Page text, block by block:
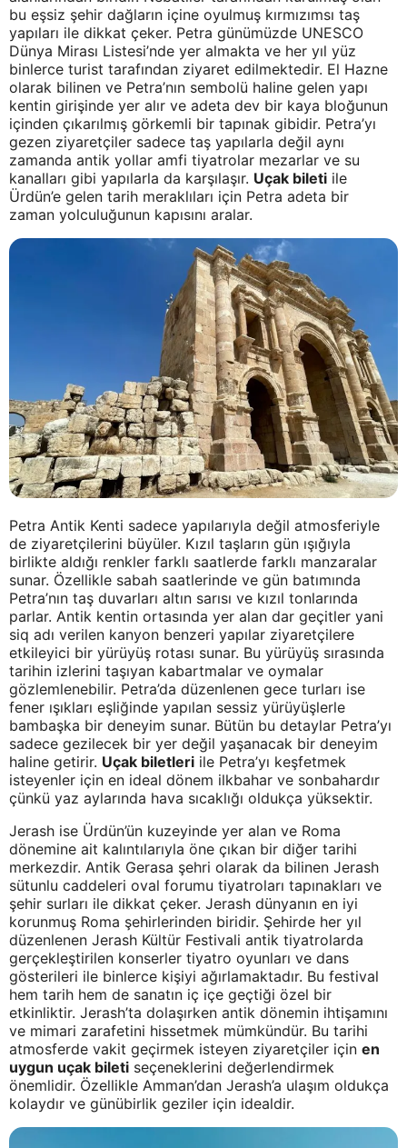
bu eşsiz şehir dağların içine oyulmuş kırmızımsı taş
yapıları ile dikkat çeker. Petra günümüzde UNESCO
Dünya Mirası Listesi’nde yer almakta ve her yıl yüz
binlerce turist tarafından ziyaret edilmektedir. El Hazne
olarak bilinen ve Petra’nın sembolü haline gelen yapı
kentin girişinde yer alır ve adeta dev bir kaya bloğunun
içinden çıkarılmış görkemli bir tapınak gibidir. Petra’yı
gezen ziyaretçiler sadece taş yapılarla değil aynı
zamanda antik yollar amfi tiyatrolar mezarlar ve su
kanalları gibi yapılarla da karşılaşır. Uçak bileti ile
Ürdün’e gelen tarih meraklıları için Petra adeta bir
zaman yolculuğunun kapısını aralar.
Petra Antik Kenti sadece yapılarıyla değil atmosferiyle
de ziyaretçilerini büyüler. Kızıl taşların gün ışığıyla
birlikte aldığı renkler farklı saatlerde farklı manzaralar
sunar. Özellikle sabah saatlerinde ve gün batımında
Petra’nın taş duvarları altın sarısı ve kızıl tonlarında
parlar. Antik kentin ortasında yer alan dar geçitler yani
siq adı verilen kanyon benzeri yapılar ziyaretçilere
etkileyici bir yürüyüş rotası sunar. Bu yürüyüş sırasında
tarihin izlerini taşıyan kabartmalar ve oymalar
gözlemlenebilir. Petra’da düzenlenen gece turları ise
fener ışıkları eşliğinde yapılan sessiz yürüyüşlerle
bambaşka bir deneyim sunar. Bütün bu detaylar Petra’yı
sadece gezilecek bir yer değil yaşanacak bir deneyim
haline getirir. Uçak biletleri ile Petra’yı keşfetmek
isteyenler için en ideal dönem ilkbahar ve sonbahardır
çünkü yaz aylarında hava sıcaklığı oldukça yüksektir.
Jerash ise Ürdün’ün kuzeyinde yer alan ve Roma
dönemine ait kalıntılarıyla öne çıkan bir diğer tarihi
merkezdir. Antik Gerasa şehri olarak da bilinen Jerash
sütunlu caddeleri oval forumu tiyatroları tapınakları ve
şehir surları ile dikkat çeker. Jerash dünyanın en iyi
korunmuş Roma şehirlerinden biridir. Şehirde her yıl
düzenlenen Jerash Kültür Festivali antik tiyatrolarda
gerçekleştirilen konserler tiyatro oyunları ve dans
gösterileri ile binlerce kişiyi ağırlamaktadır. Bu festival
hem tarih hem de sanatın iç içe geçtiği özel bir
etkinliktir. Jerash’ta dolaşırken antik dönemin ihtişamını
ve mimari zarafetini hissetmek mümkündür. Bu tarihi
atmosferde vakit geçirmek isteyen ziyaretçiler için en
uygun uçak bileti seçeneklerini değerlendirmek
önemlidir. Özellikle Amman’dan Jerash’a ulaşım oldukça
kolaydır ve günübirlik geziler için idealdir.